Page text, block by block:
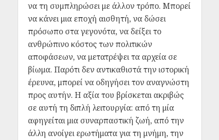
να τη συμπληρώσει με άλλον τρόπο. Μπορεί
να κάνει μια εποχή αισθητή, να δώσει
πρόσωπο στα γεγονότα, να δείξει το
ανθρώπινο κόστος των πολιτικών
αποφάσεων, να μετατρέψει τα αρχεία σε
βίωμα. Παρότι δεν αντικαθιστά την ιστορική
έρευνα, μπορεί να οδηγήσει τον αναγνώστη
προς αυτήν. Η αξία του βρίσκεται ακριβώς
σε αυτή τη διπλή λειτουργία: από τη μία
αφηγείται μια συναρπαστική ζωή, από την
άλλη ανοίγει ερωτήματα για τη μνήμη, την